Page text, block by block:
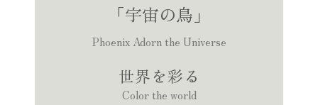
「宇宙の鳥」
Phoenix Adorn the Universe
世界を彩る
Color the world